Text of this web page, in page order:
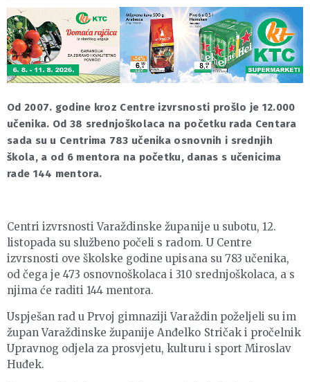
Od 2007. godine kroz Centre izvrsnosti prošlo je 12.000
učenika. Od 38 srednjoškolaca na početku rada Centara
sada su u Centrima 783 učenika osnovnih i srednjih
škola, a od 6 mentora na početku, danas s učenicima
rade 144 mentora.
Centri izvrsnosti Varaždinske županije u subotu, 12.
listopada su službeno počeli s radom. U Centre
izvrsnosti ove školske godine upisana su 783 učenika,
od čega je 473 osnovnoškolaca i 310 srednjoškolaca, a s
njima će raditi 144 mentora.
Uspješan rad u Prvoj gimnaziji Varaždin poželjeli su im
župan Varaždinske županije Anđelko Stričak i pročelnik
Upravnog odjela za prosvjetu, kulturu i sport Miroslav
Huđek.